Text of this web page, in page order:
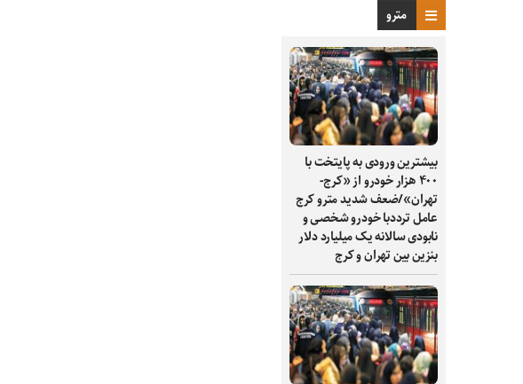
مترو
بیشترین ورودی به پایتخت با
۴۰۰ هزار خودرو از «کرج-
تهران»/ضعف شدید مترو کرج
عامل ترددبا خودرو شخصی و
نابودی سالانه یک میلیارد دلار
بنزین بین تهران و کرج